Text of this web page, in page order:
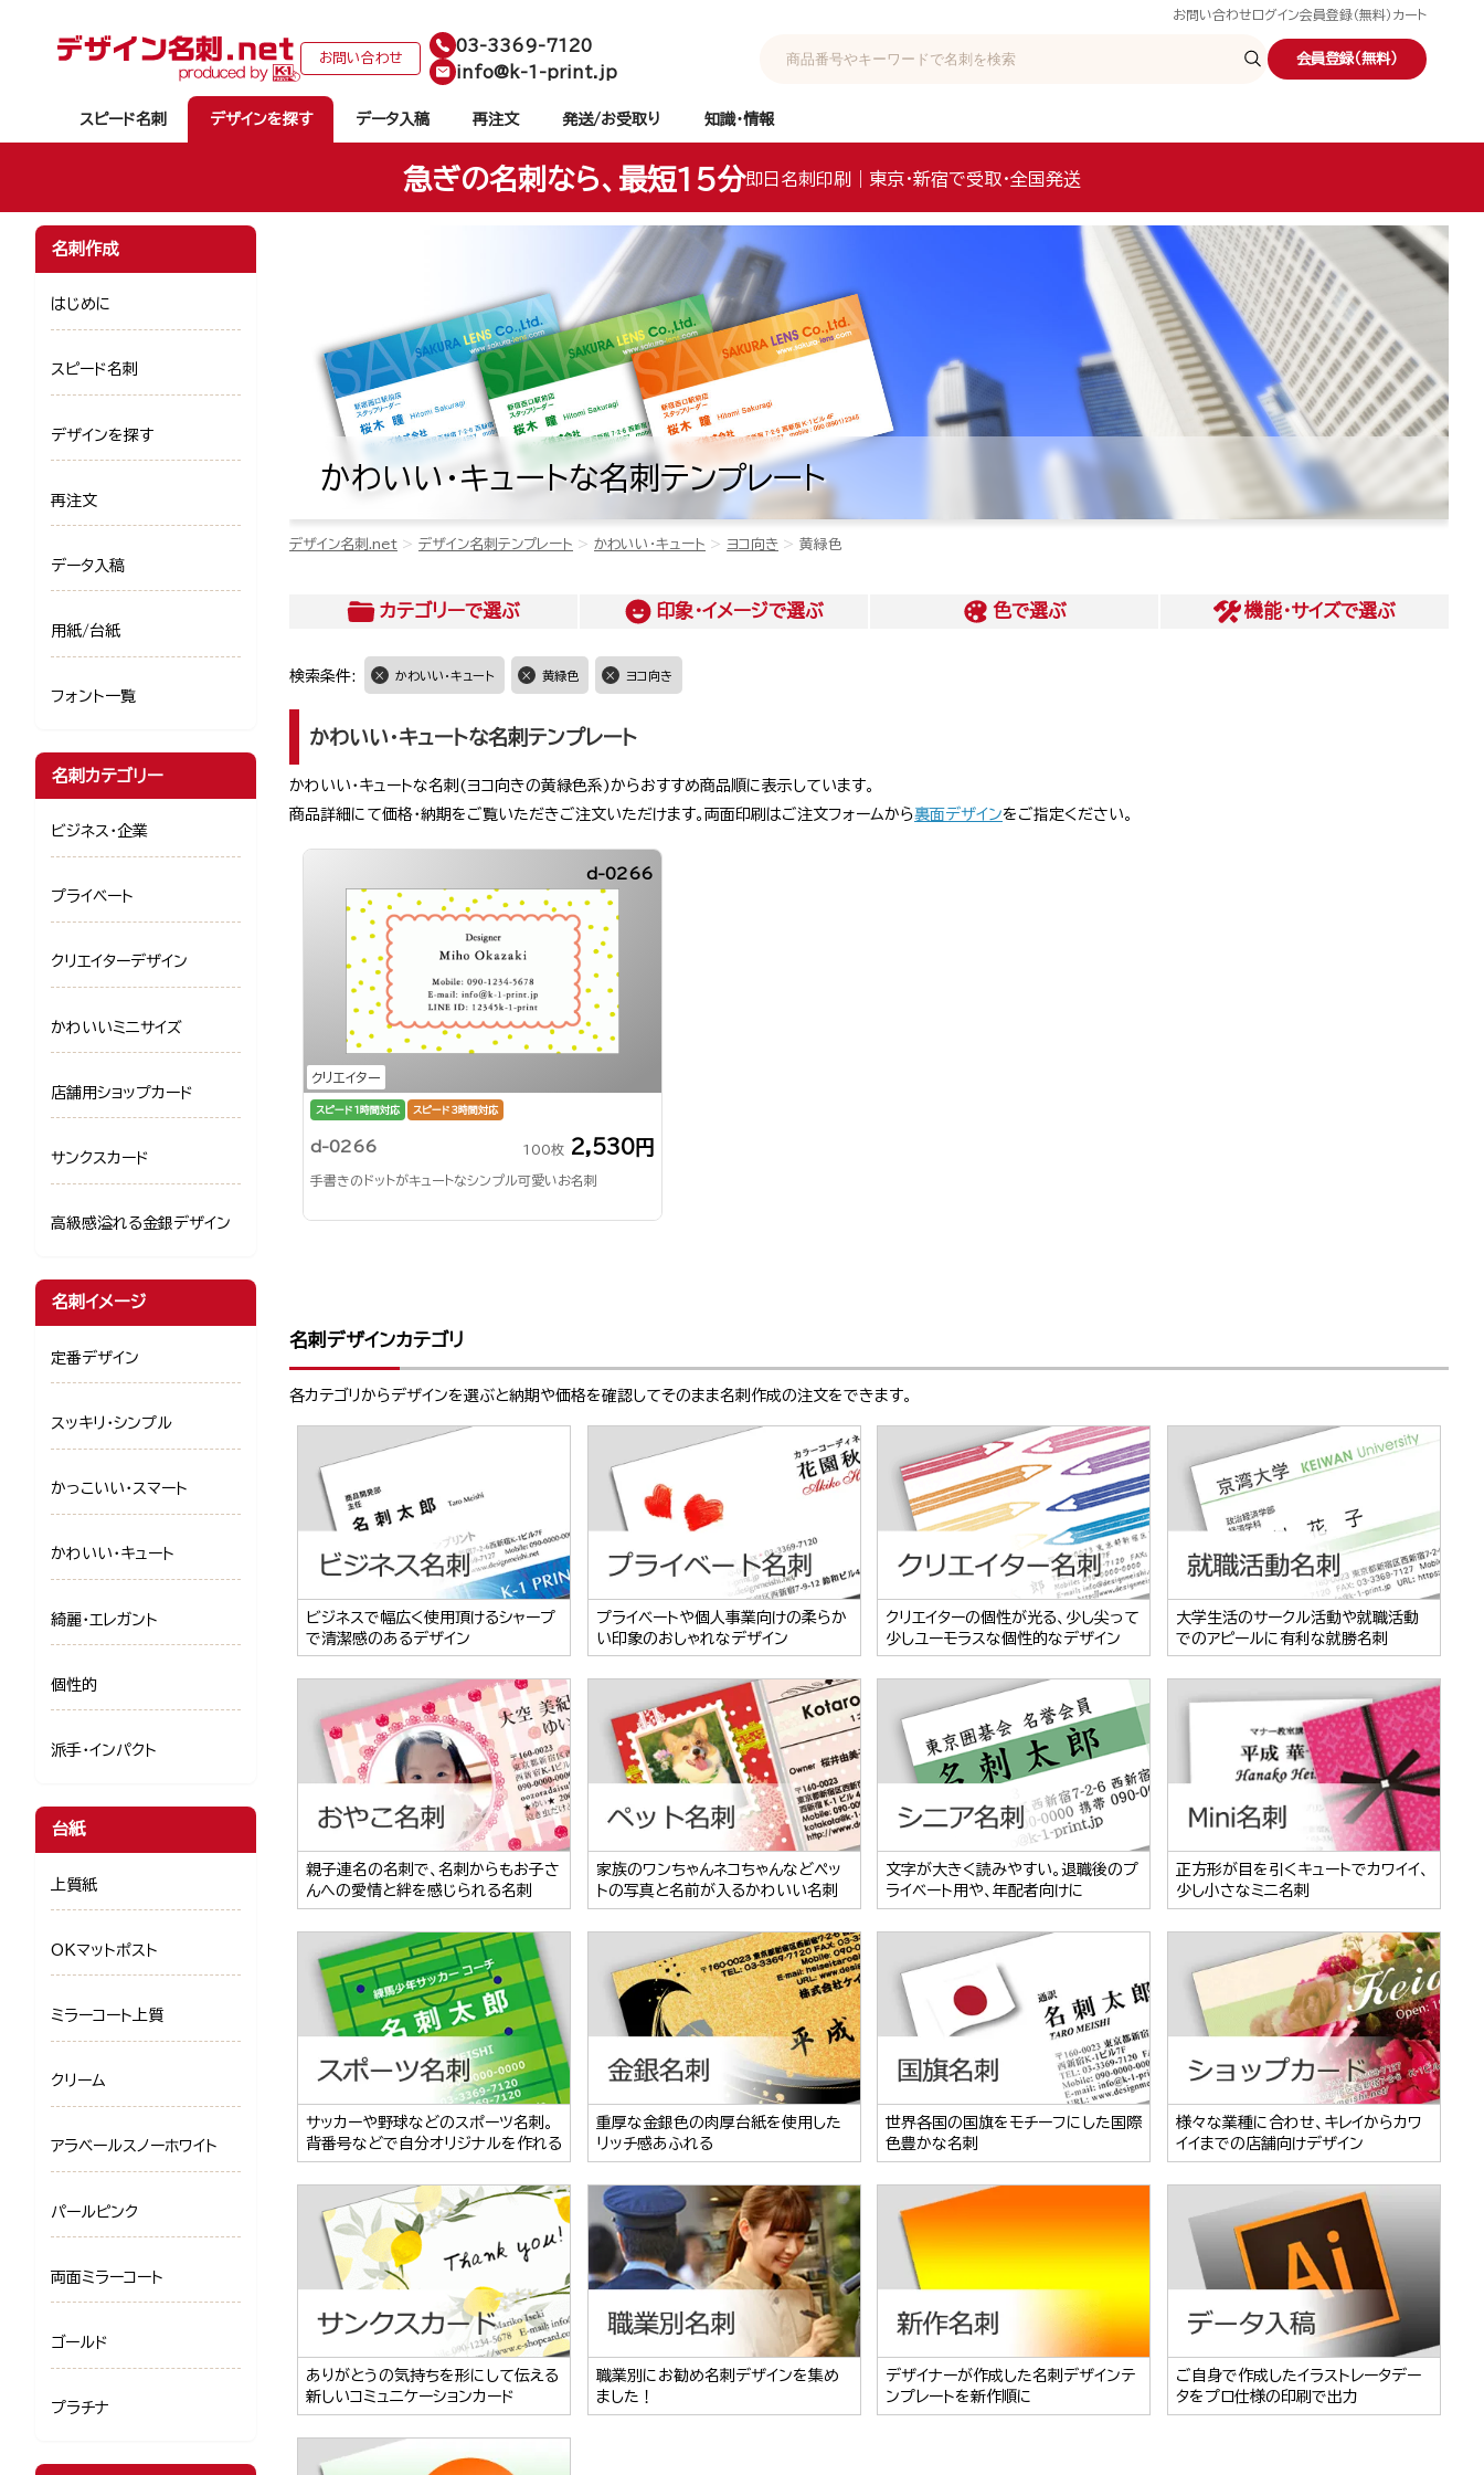
お問い合わせ ログイン会員登録（無料） カート
お問い合わせ
03-3369-7120
info@k-1-print.jp
会員登録（無料）
スピード名刺 デザインを探す データ入稿 再注文 発送/お受取り 知識・情報
急ぎの名刺なら、最短15分即日名刺印刷｜東京・新宿で受取・全国発送
かわいい・キュートな名刺テンプレート
デザイン名刺.net デザイン名刺テンプレート かわいい・キュート ヨコ向き 黄緑色
カテゴリーで選ぶ 印象・イメージで選ぶ 色で選ぶ 機能・サイズで選ぶ
検索条件: かわいい・キュート 黄緑色 ヨコ向き
かわいい・キュートな名刺テンプレート
かわいい・キュートな名刺(ヨコ向きの黄緑色系)からおすすめ商品順に表示しています。
商品詳細にて価格・納期をご覧いただきご注文いただけます。両面印刷はご注文フォームから裏面デザインをご指定ください。
クリエイター
d-0266
スピード1時間対応 スピード3時間対応
d-0266 100枚 2,530円
手書きのドットがキュートなシンプル可愛いお名刺
名刺デザインカテゴリ
各カテゴリからデザインを選ぶと納期や価格を確認してそのまま名刺作成の注文をできます。
ビジネスで幅広く使用頂けるシャープ
で清潔感のあるデザイン
プライベートや個人事業向けの柔らか
い印象のおしゃれなデザイン
クリエイターの個性が光る、少し尖って
少しユーモラスな個性的なデザイン
大学生活のサークル活動や就職活動
でのアピールに有利な就勝名刺
親子連名の名刺で、名刺からもお子さ
んへの愛情と絆を感じられる名刺
家族のワンちゃんネコちゃんなどペッ
トの写真と名前が入るかわいい名刺
文字が大きく読みやすい。退職後のプ
ライベート用や、年配者向けに
正方形が目を引くキュートでカワイイ、
少し小さなミニ名刺
サッカーや野球などのスポーツ名刺。
背番号などで自分オリジナルを作れる
重厚な金銀色の肉厚台紙を使用した
リッチ感あふれる
世界各国の国旗をモチーフにした国際
色豊かな名刺
様々な業種に合わせ、キレイからカワ
イイまでの店舗向けデザイン
ありがとうの気持ちを形にして伝える
新しいコミュニケーションカード
職業別にお勧め名刺デザインを集め
ました！
デザイナーが作成した名刺デザインテ
ンプレートを新作順に
ご自身で作成したイラストレータデー
タをプロ仕様の印刷で出力
名刺作成
はじめに
スピード名刺
デザインを探す
再注文
データ入稿
用紙/台紙
フォント一覧
名刺カテゴリー
ビジネス・企業
プライベート
クリエイターデザイン
かわいいミニサイズ
店舗用ショップカード
サンクスカード
高級感溢れる金銀デザイン
名刺イメージ
定番デザイン
スッキリ・シンプル
かっこいい・スマート
かわいい・キュート
綺麗・エレガント
個性的
派手・インパクト
台紙
上質紙
OKマットポスト
ミラーコート上質
クリーム
アラベールスノーホワイト
パールピンク
両面ミラーコート
ゴールド
プラチナ